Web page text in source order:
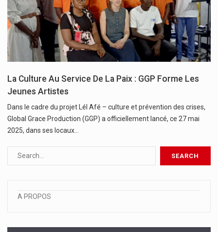
La Culture Au Service De La Paix : GGP Forme Les
Jeunes Artistes
Dans le cadre du projet Lél Afé – culture et prévention des crises,
Global Grace Production (GGP) a officiellement lancé, ce 27 mai
2025, dans ses locaux…
A PROPOS